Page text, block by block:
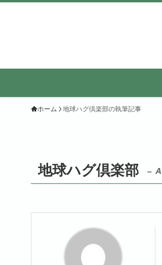
ホーム 地球ハグ倶楽部の執筆記事
地球ハグ倶楽部 –